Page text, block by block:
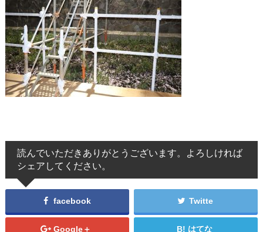
読んでいただきありがとうございます。よろしければ
シェアしてください。
facebook Twitte
Google＋ はてな